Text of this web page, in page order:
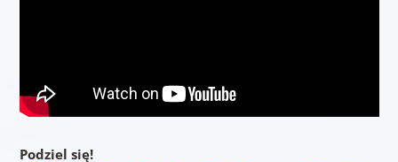
Podziel się!